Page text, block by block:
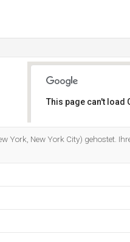
This page can't load
York, New York City) gehostet.